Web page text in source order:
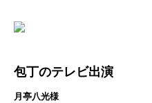
包丁のテレビ出演
月亭八光様